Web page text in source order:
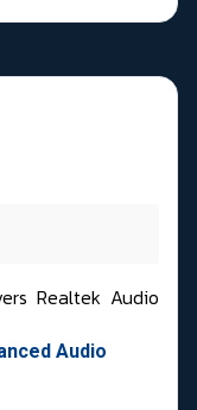
Realtek Audio
Audio